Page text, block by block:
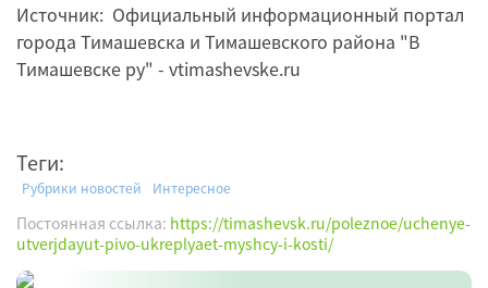
Источник: Официальный информационный портал
города Тимашевска и Тимашевского района "В
Тимашевске ру" - vtimashevske.ru
Теги:
Рубрики новостей Интересное
Постоянная ссылка: https://timashevsk.ru/poleznoe/uchenye-
utverjdayut-pivo-ukreplyaet-myshcy-i-kosti/